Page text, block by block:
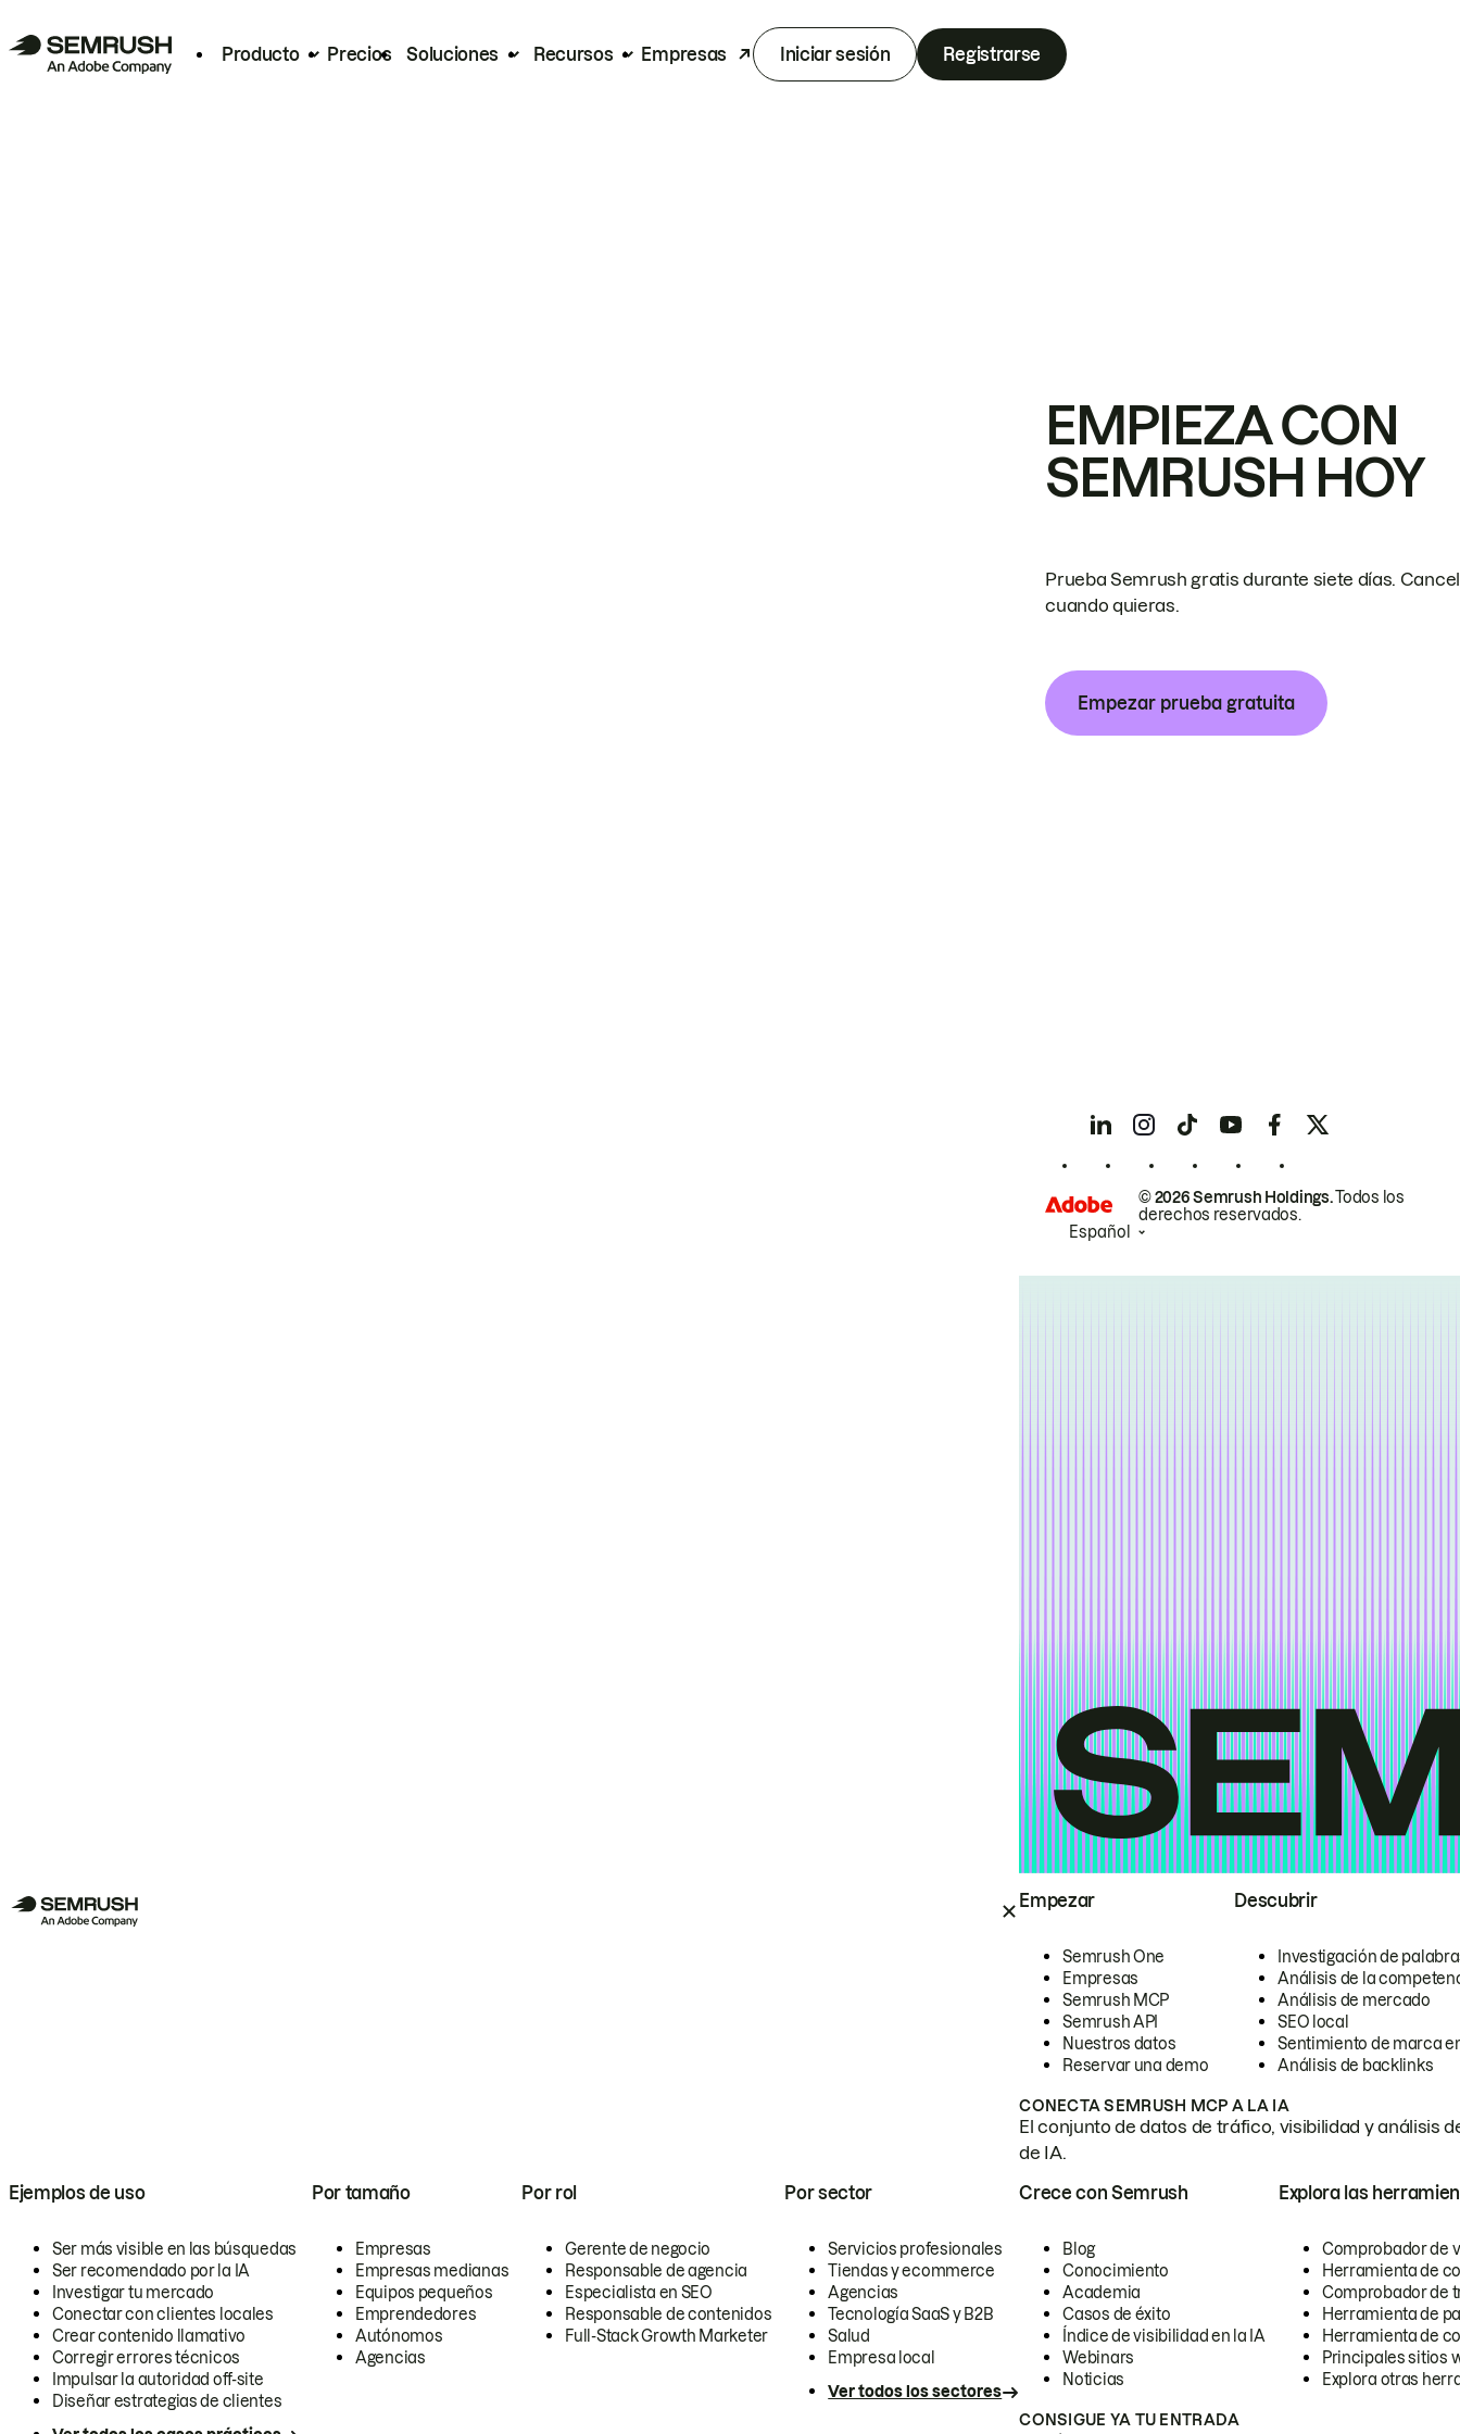
Producto Precios Soluciones Recursos Empresas Iniciar sesión Registrarse
Empezar
Semrush One
Empresas
Semrush MCP
Semrush API
Nuestros datos
Reservar una demo
Descubrir
Investigación de
Análisis de la
Análisis de mercado
SEO local
Sentimiento de marca
Análisis de backlinks
CONECTA SEMRUSH MCP A LA IA
El conjunto de datos de tráfico, visibilidad y análisis
de IA.
Ejemplos de uso
Ser más visible en las búsquedas
Ser recomendado por la IA
Investigar tu mercado
Conectar con clientes locales
Crear contenido llamativo
Corregir errores técnicos
Impulsar la autoridad off-site
Diseñar estrategias de clientes
Por tamaño
Empresas
Empresas medianas
Equipos pequeños
Emprendedores
Autónomos
Agencias
Por rol
Gerente de negocio
Responsable de agencia
Especialista en SEO
Responsable de contenidos
Full-Stack Growth Marketer
Por sector
Servicios profesionales
Tiendas y ecommerce
Agencias
Tecnología SaaS y B2B
Salud
Empresa local
Ver todos los sectores
Crece con Semrush
Blog
Conocimiento
Academia
Casos de éxito
Índice de visibilidad en la IA
Webinars
Noticias
Explora las
Comprobador de
Herramienta de
Comprobador de
Herramienta de
Herramienta de
Principales sitios
Explora otras
CONSIGUE YA TU ENTRADA
EMPIEZA CON
SEMRUSH HOY
Prueba Semrush gratis durante siete días.
cuando quieras.
Empezar prueba gratuita
© 2026 Semrush Holdings.Todos los
derechos reservados.
Español